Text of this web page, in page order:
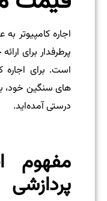
اجاره کامپیوتر
پرطرفدار برای
است. برای اجاره
های سنگین خود،
درستی آمده‌اید.
مفهوم
پردازشی